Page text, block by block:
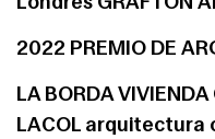
2022 PREMIO DE
LA BORDA
LACOL arquitectura